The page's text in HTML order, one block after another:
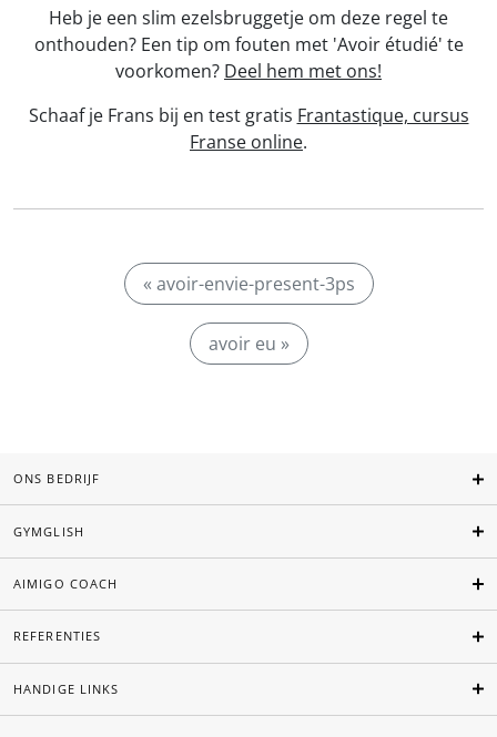
Heb je een slim ezelsbruggetje om deze regel te
onthouden? Een tip om fouten met 'Avoir étudié' te
voorkomen? Deel hem met ons!
Schaaf je Frans bij en test gratis Frantastique, cursus
Franse online.
« avoir-envie-present-3ps
avoir eu »
ONS BEDRIJF
GYMGLISH
AIMIGO COACH
REFERENTIES
HANDIGE LINKS